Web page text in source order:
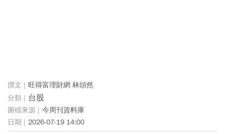
旺得富理財網 林頌然
台股
今周刊資料庫
2026-07-19 14:00